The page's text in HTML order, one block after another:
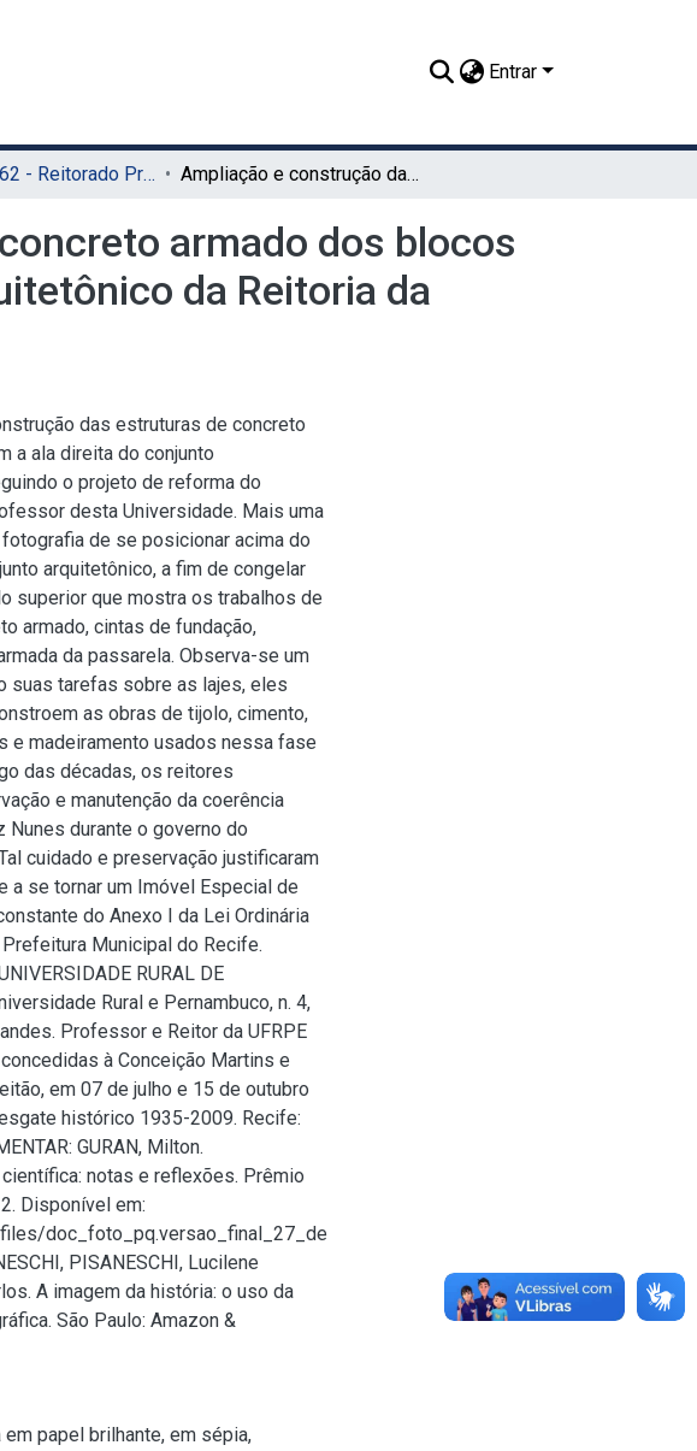
Entrar
1954 a 1962 - Reitorado Prof. Manuel Rodrigues Filho Ampliação e construção das estruturas de concreto armado dos blocos que compõem a ala direita do conjunto arquitetônico da Reitoria da UFRPE – Fotografia 5
armado dos blocos
da Reitoria da
das estruturas de concreto
a ala direita do conjunto
o projeto de reforma do
desta Universidade. Mais uma
de se posicionar acima do
arquitetônico, a fim de congelar
superior que mostra os trabalhos de
armado, cintas de fundação,
da passarela. Observa-se um
suas tarefas sobre as lajes, eles
as obras de tijolo, cimento,
e madeiramento usados nessa fase
das décadas, os reitores
e manutenção da coerência
durante o governo do
cuidado e preservação justificaram
se tornar um Imóvel Especial de
do Anexo I da Lei Ordinária
Municipal do Recife.
RURAL DE
Rural e Pernambuco, n. 4,
Professor e Reitor da UFRPE
à Conceição Martins e
em 07 de julho e 15 de outubro
histórico 1935-2009. Recife:
GURAN, Milton.
notas e reflexões. Prêmio
Disponível em:
doc_foto_pq.versao_final_27_de
PISANESCHI, Lucilene
A imagem da história: o uso da
São Paulo: Amazon &
papel brilhante, em sépia,